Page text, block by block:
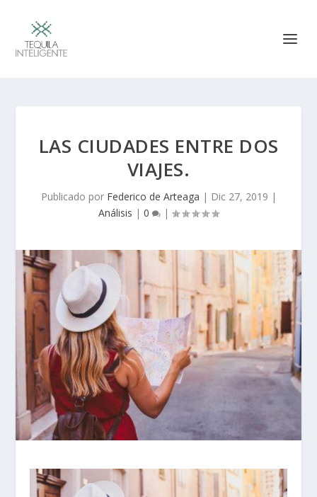
LAS CIUDADES ENTRE DOS
VIAJES.
Publicado por Federico de Arteaga | Dic 27, 2019 |
Análisis | 0 |